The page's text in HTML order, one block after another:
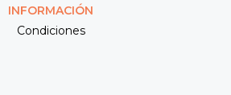
INFORMACIÓN
Condiciones